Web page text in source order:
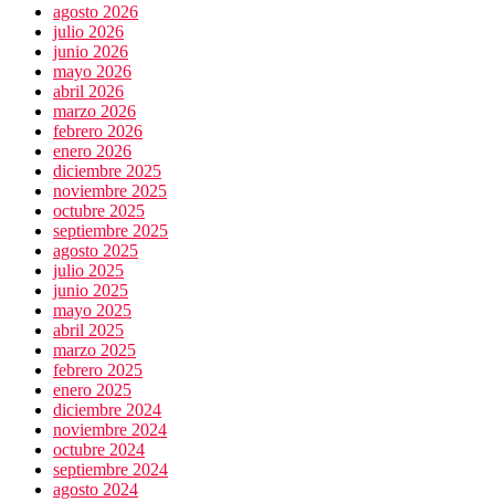
agosto 2026
julio 2026
junio 2026
mayo 2026
abril 2026
marzo 2026
febrero 2026
enero 2026
diciembre 2025
noviembre 2025
octubre 2025
septiembre 2025
agosto 2025
julio 2025
junio 2025
mayo 2025
abril 2025
marzo 2025
febrero 2025
enero 2025
diciembre 2024
noviembre 2024
octubre 2024
septiembre 2024
agosto 2024